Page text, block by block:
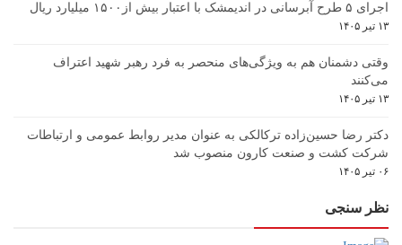
اجرای ۵ طرح آبرسانی در اندیمشک با اعتبار بیش از۱۵۰۰ میلیارد ریال
۱۳ تیر ۱۴۰۵
وقتی دشمنان هم به ویژگی‌های منحصر به فرد رهبر شهید اعتراف
می‌کنند
۱۳ تیر ۱۴۰۵
دکتر رضا حسین‌زاده ترکالکی به عنوان مدیر روابط عمومی و ارتباطات
شرکت کشت و صنعت کارون منصوب شد
۰۶ تیر ۱۴۰۵
نظر سنجی